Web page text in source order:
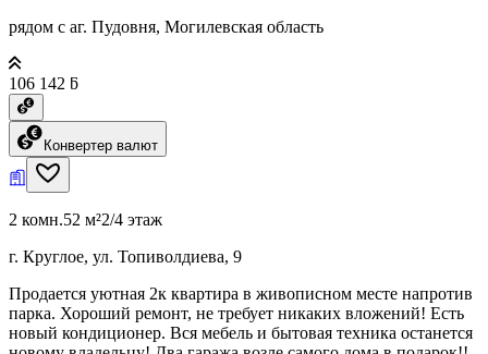
рядом с аг. Пудовня, Могилевская область
106 142 ƃ
Конвертер валют
2 комн.52 м²2/4 этаж
г. Круглое, ул. Топиволдиева, 9
Продается уютная 2к квартира в живописном месте напротив
парка. Хороший ремонт, не требует никаких вложений! Есть
новый кондиционер. Вся мебель и бытовая техника останется